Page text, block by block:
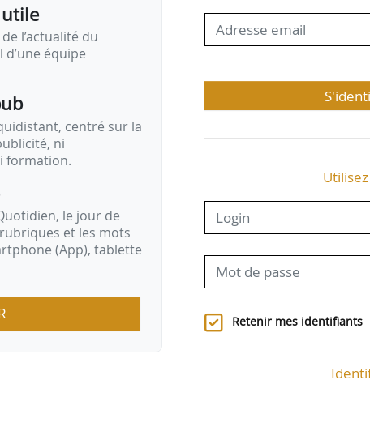
maritimes et littoraux ;
direct.
utile
l’actualité du
équipe
centré sur la
ni
formation.
le jour de
et les mots
(App), tablette
Retenir mes identifiants